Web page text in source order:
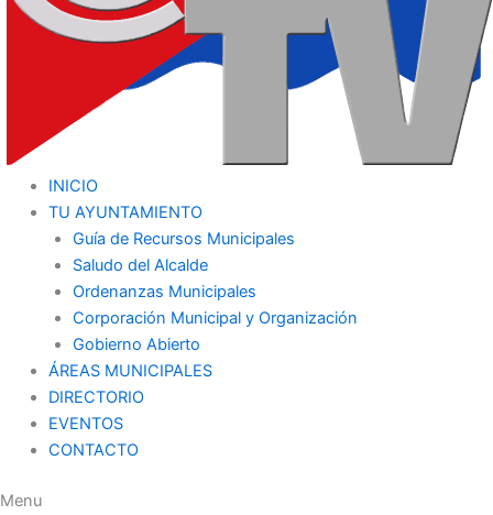
INICIO
TU AYUNTAMIENTO
Guía de Recursos Municipales
Saludo del Alcalde
Ordenanzas Municipales
Corporación Municipal y Organización
Gobierno Abierto
ÁREAS MUNICIPALES
DIRECTORIO
EVENTOS
CONTACTO
Menu